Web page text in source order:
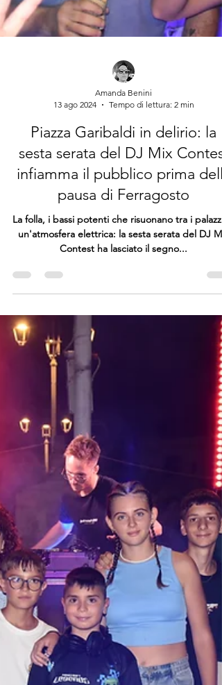
Amanda Benini
13 ago 2024
Tempo di lettura: 2 min
Piazza Garibaldi in delirio: la
sesta serata del DJ Mix Contest
infiamma il pubblico prima della
pausa di Ferragosto
La folla, i bassi potenti che risuonano tra i